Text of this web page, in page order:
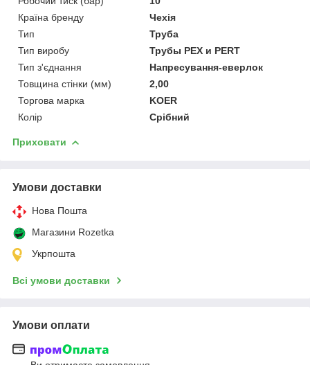
Країна бренду
Чехія
Тип
Труба
Тип виробу
Трубы PEX и PERT
Тип з'єднання
Напресування-еверлок
Товщина стінки (мм)
2,00
Торгова марка
KOER
Колір
Срібний
Приховати
Умови доставки
Нова Пошта
Магазини Rozetka
Укрпошта
Всі умови доставки
Умови оплати